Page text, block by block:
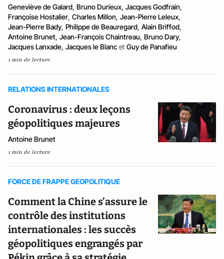
Geneviève de Galard, Bruno Durieux, Jacques Godfrain,
Françoise Hostalier, Charles Millon, Jean-Pierre Leleux,
Jean-Pierre Bady, Philippe de Beauregard, Alain Briffod,
Antoine Brunet, Jean-François Chaintreau, Bruno Dary,
Jacques Lanxade, Jacques le Blanc et Guy de Panafieu
1 min de lecture
RELATIONS INTERNATIONALES
Coronavirus : deux leçons
géopolitiques majeures
Antoine Brunet
1 min de lecture
FORCE DE FRAPPE GEOPOLITIQUE
Comment la Chine s’assure le
contrôle des institutions
internationales : les succès
géopolitiques engrangés par